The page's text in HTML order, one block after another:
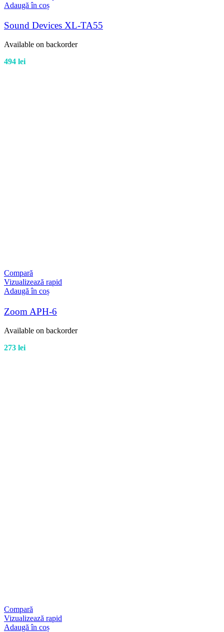
Adaugă în coș
Sound Devices XL-TA55
Available on backorder
494 lei
Compară
Vizualizează rapid
Adaugă în coș
Zoom APH-6
Available on backorder
273 lei
Compară
Vizualizează rapid
Adaugă în coș